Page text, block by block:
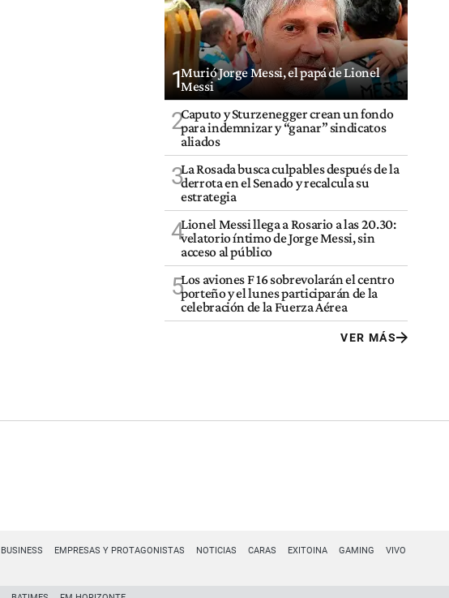
1Murió Jorge Messi, el papá de Lionel
Messi
2Caputo y Sturzenegger crean un fondo
para indemnizar y “ganar” sindicatos
aliados
3La Rosada busca culpables después de la
derrota en el Senado y recalcula su
estrategia
4Lionel Messi llega a Rosario a las 20.30:
velatorio íntimo de Jorge Messi, sin
acceso al público
5Los aviones F 16 sobrevolarán el centro
porteño y el lunes participarán de la
celebración de la Fuerza Aérea
VER MÁS
BUSINESS EMPRESAS Y PROTAGONISTAS NOTICIAS CARAS EXITOINA GAMING VIVO